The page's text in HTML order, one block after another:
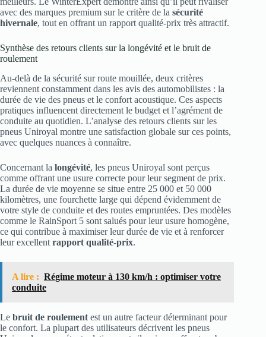
avec des marques premium sur le critère de la sécurité
hivernale, tout en offrant un rapport qualité-prix très attractif.
Synthèse des retours clients sur la longévité et le bruit de
roulement
Au-delà de la sécurité sur route mouillée, deux critères
reviennent constamment dans les avis des automobilistes : la
durée de vie des pneus et le confort acoustique. Ces aspects
pratiques influencent directement le budget et l’agrément de
conduite au quotidien. L’analyse des retours clients sur les
pneus Uniroyal montre une satisfaction globale sur ces points,
avec quelques nuances à connaître.
Concernant la longévité, les pneus Uniroyal sont perçus
comme offrant une usure correcte pour leur segment de prix.
La durée de vie moyenne se situe entre 25 000 et 50 000
kilomètres, une fourchette large qui dépend évidemment de
votre style de conduite et des routes empruntées. Des modèles
comme le RainSport 5 sont salués pour leur usure homogène,
ce qui contribue à maximiser leur durée de vie et à renforcer
leur excellent rapport qualité-prix.
A lire : Régime moteur à 130 km/h : optimiser votre
conduite
Le bruit de roulement est un autre facteur déterminant pour
le confort. La plupart des utilisateurs décrivent les pneus